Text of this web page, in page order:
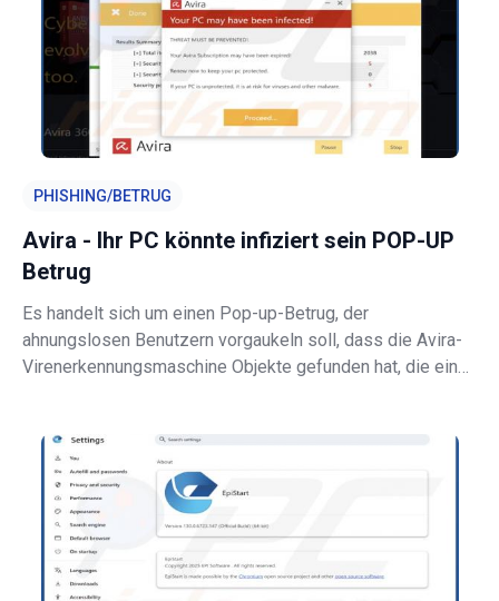
PHISHING/BETRUG
Avira - Ihr PC könnte infiziert sein POP-UP
Betrug
Es handelt sich um einen Pop-up-Betrug, der
ahnungslosen Benutzern vorgaukeln soll, dass die Avira-
Virenerkennungsmaschine Objekte gefunden hat, die eine
und der Benutzer aufgefordert